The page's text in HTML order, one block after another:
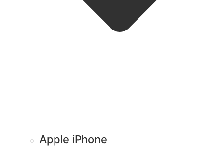
Apple iPhone